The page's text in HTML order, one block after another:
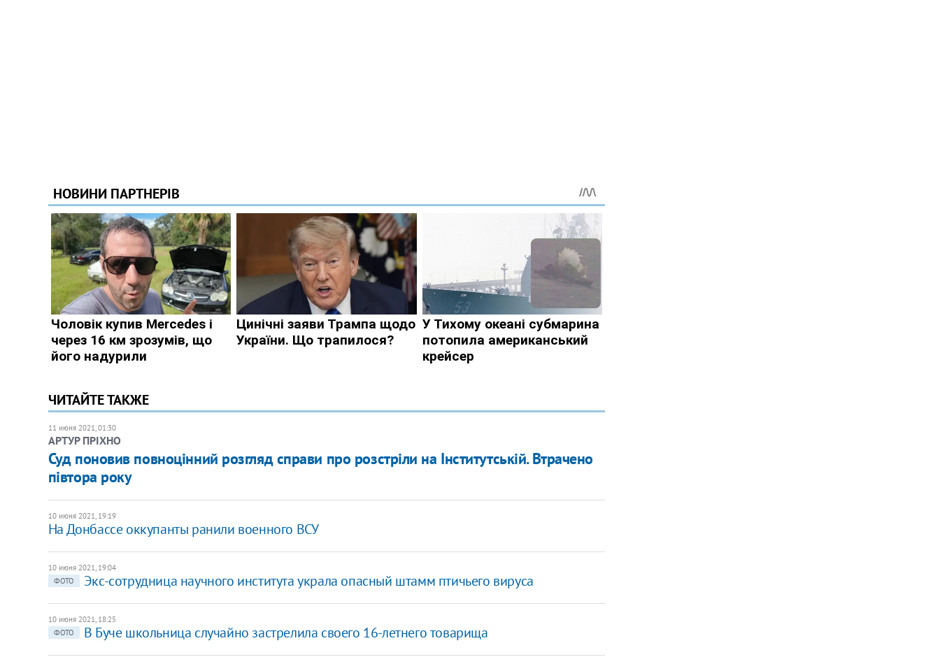
ЧИТАЙТЕ ТАКЖЕ
11 июня 2021, 01:30
АРТУР ПРІХНО
Суд поновив повноцінний розгляд справи про розстріли на Інститутській. Втрачено
півтора року
10 июня 2021, 19:19
На Донбассе оккупанты ранили военного ВСУ
10 июня 2021, 19:04
ФОТО
Экс-сотрудница научного института украла опасный штамм птичьего вируса
10 июня 2021, 18:25
ФОТО
В Буче школьница случайно застрелила своего 16-летнего товарища